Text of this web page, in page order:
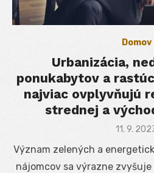
Domov
Urbanizácia,
ponukabytov a
najviac ovplyvňujú
strednej a
Posted
11. 9.
Význam zelených a
nájomcov sa výrazne